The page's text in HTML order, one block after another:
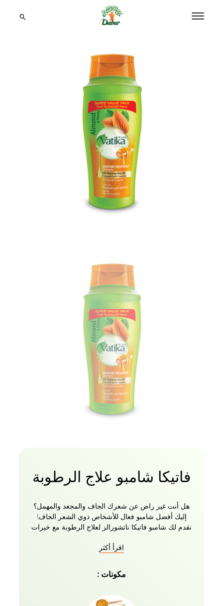
فاتيكا شامبو علاج الرطوبة
هل أنت غير راض عن شعرك الجاف والمجعد والمهمل؟
إليك أفضل شامبو فعال للأشخاص ذوي الشعر الجاف!
نقدم لك شامبو فاتيكا ناتشورالز لعلاج الرطوبة مع خيرات
الاحتفاظ بالرطوبة المفقودة مما يجعل شعرك يبدو حيويا
من تنظيف الرطوبة وتقويتها والحفاظ عليها مما يمنح
الشعر الناعم والحريري الذي تعشقه! لذا جربي العطر
ناتشورالز لعلاج الرطوبة
اقرأ أكثر
مكونات :